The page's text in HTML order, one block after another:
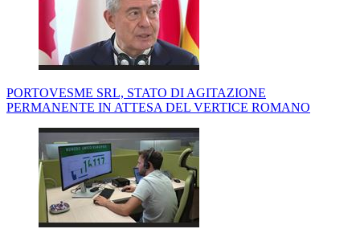
PORTOVESME SRL, STATO DI AGITAZIONE
PERMANENTE IN ATTESA DEL VERTICE ROMANO